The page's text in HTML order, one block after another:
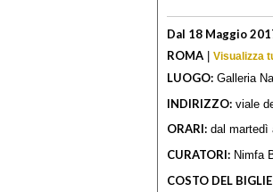
Dal 18 Maggio
ROMA | Visualizza
LUOGO: Galleria
INDIRIZZO: viale
ORARI: dal martedì
CURATORI: Nimfa
COSTO DEL